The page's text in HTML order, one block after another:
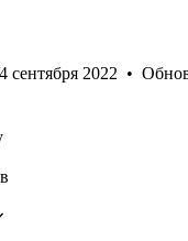
сентября 2022 •